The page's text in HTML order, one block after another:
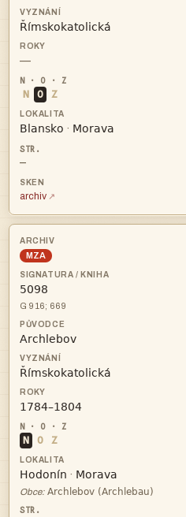

—
N O Z
 · 
—
archiv
MZA

G 916; 669



N O Z
 · 
Obce: 